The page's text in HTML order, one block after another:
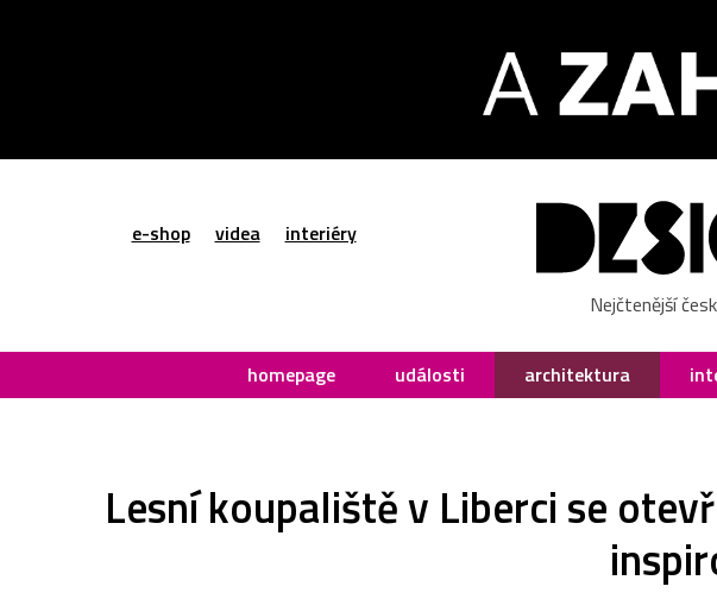
e-shop videa interiéry
Nejčtenější
homepage události architektura
Lesní koupaliště v Liberci se